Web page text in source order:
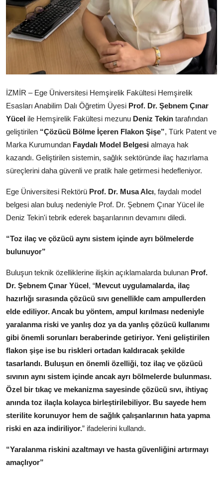
Kamu Kurumları ve Üst Kurullar
İZMİR – Ege Üniversitesi Hemşirelik Fakültesi Hemşirelik
Esasları Anabilim Dalı Öğretim Üyesi Prof. Dr. Şebnem Çınar
Yücel ile Hemşirelik Fakültesi mezunu Deniz Tekin tarafından
geliştirilen “Çözücü Bölme İçeren Flakon Şişe”, Türk Patent ve
Marka Kurumundan Faydalı Model Belgesi almaya hak
kazandı. Geliştirilen sistemin, sağlık sektöründe ilaç hazırlama
süreçlerini daha güvenli ve pratik hale getirmesi hedefleniyor.
Ege Üniversitesi Rektörü Prof. Dr. Musa Alcı, faydalı model
belgesi alan buluş nedeniyle Prof. Dr. Şebnem Çınar Yücel ile
Deniz Tekin'i tebrik ederek başarılarının devamını diledi.
“Toz ilaç ve çözücü aynı sistem içinde ayrı bölmelerde
bulunuyor”
Buluşun teknik özelliklerine ilişkin açıklamalarda bulunan Prof.
Dr. Şebnem Çınar Yücel, “Mevcut uygulamalarda, ilaç
hazırlığı sırasında çözücü sıvı genellikle cam ampullerden
elde ediliyor. Ancak bu yöntem, ampul kırılması nedeniyle
yaralanma riski ve yanlış doz ya da yanlış çözücü kullanımı
gibi önemli sorunları beraberinde getiriyor. Yeni geliştirilen
flakon şişe ise bu riskleri ortadan kaldıracak şekilde
tasarlandı. Buluşun en önemli özelliği, toz ilaç ve çözücü
sıvının aynı sistem içinde ancak ayrı bölmelerde bulunması.
Özel bir tıkaç ve mekanizma sayesinde çözücü sıvı, ihtiyaç
anında toz ilaçla kolayca birleştirilebiliyor. Bu sayede hem
sterilite korunuyor hem de sağlık çalışanlarının hata yapma
riski en aza indiriliyor.” ifadelerini kullandı.
“Yaralanma riskini azaltmayı ve hasta güvenliğini artırmayı
amaçlıyor”